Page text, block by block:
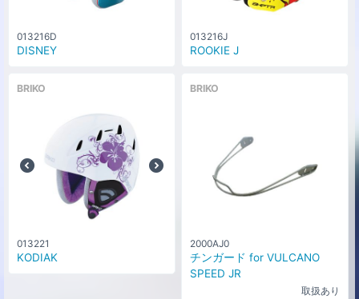
013216D
DISNEY
013216J
ROOKIE J
BRIKO
013221
KODIAK
BRIKO
2000AJ0
チンガード for VULCANO
SPEED JR
取扱あり